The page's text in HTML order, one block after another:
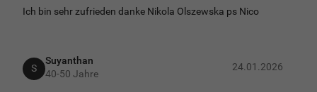
Ich bin sehr zufrieden danke Nikola Olszewska ps Nico
S
Suyanthan
40-50 Jahre
24.01.2026